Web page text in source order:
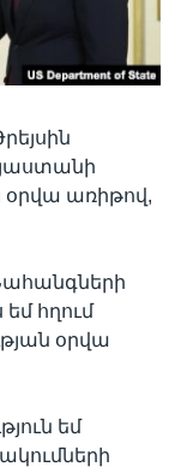
առիթով,
հղում
օրվա
եմ